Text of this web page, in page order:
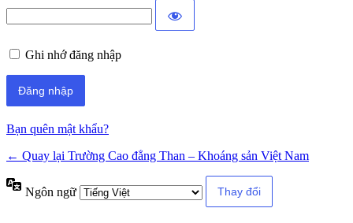
Ghi nhớ đăng nhập
Bạn quên mật khẩu?
← Quay lại Trường Cao đẳng Than – Khoáng sản Việt Nam
Ngôn ngữ